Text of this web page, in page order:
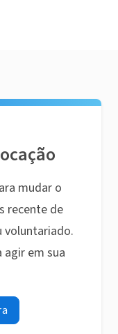
mudar o
recente de
voluntariado.
agir em sua